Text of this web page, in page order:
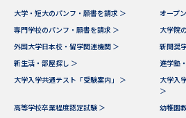
大学・短大のパンフ・願書を請求 ＞
オープ
専門学校のパンフ・願書を請求 ＞
大学院
外国大学日本校・留学関連機関 ＞
新聞奨
新生活・部屋探し ＞
進学塾
大学入学共通テスト「受験案内」 ＞
大学入
＞
高等学校卒業程度認定試験 ＞
幼稚園